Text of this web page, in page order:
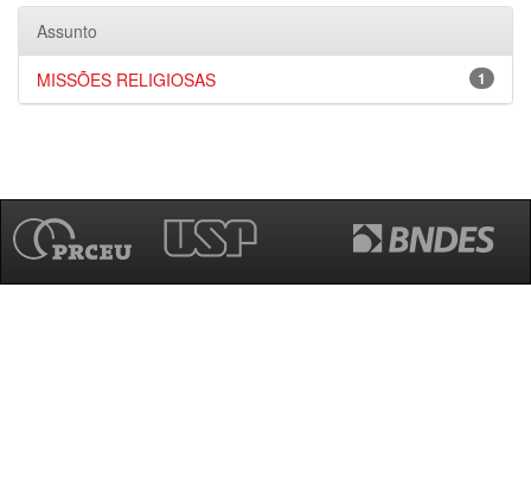
Assunto
1
MISSÕES RELIGIOSAS